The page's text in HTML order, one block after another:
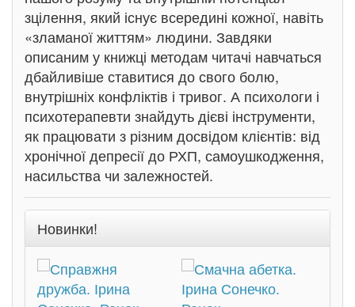
зцілення, який існує всередині кожної, навіть
«зламаної життям» людини. Завдяки
описаним у книжці методам читачі навчаться
дбайливіше ставитися до свого болю,
внутрішніх конфліктів і тривог. А психологи і
психотерапевти знайдуть дієві інструменти,
як працювати з різним досвідом клієнтів: від
хронічної депресії до РХП, самоушкодження,
насильства чи залежностей.
Новинки!